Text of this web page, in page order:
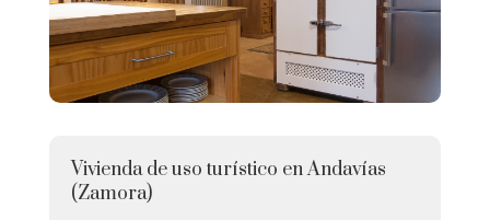
Vivienda de uso turístico en Andavías
(Zamora)